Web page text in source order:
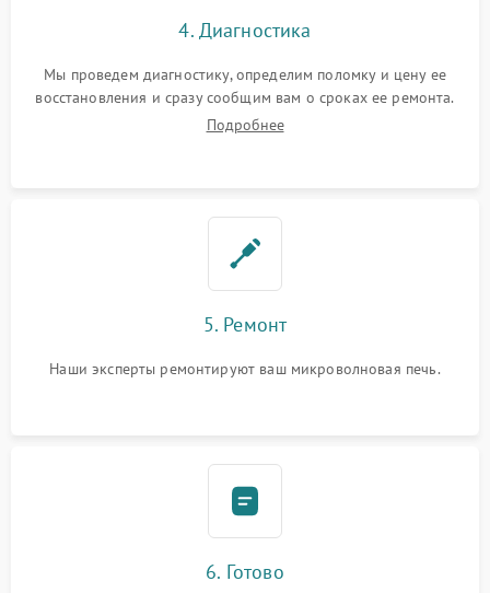
4. Диагностика
Мы проведем диагностику, определим поломку и цену ее
восстановления и сразу сообщим вам о сроках ее ремонта.
Подробнее
5. Ремонт
Наши эксперты ремонтируют ваш микроволновая печь.
6. Готово